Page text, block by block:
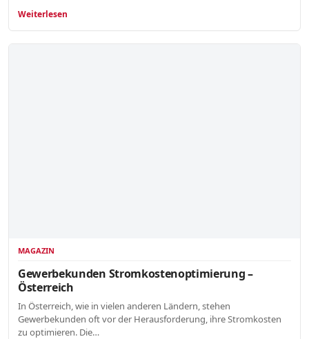
Weiterlesen
MAGAZIN
Gewerbekunden Stromkostenoptimierung –
Österreich
In Österreich, wie in vielen anderen Ländern, stehen
Gewerbekunden oft vor der Herausforderung, ihre Stromkosten
zu optimieren. Die…